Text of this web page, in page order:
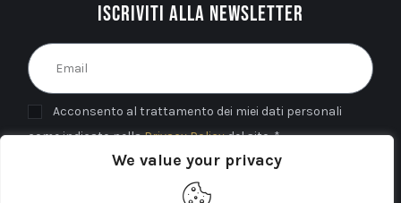
We value your privacy
Iscriviti alla newsletter
Acconsento al trattamento dei miei dati personali
come indicato nellaPrivacy Policydel sito. *
INVIA